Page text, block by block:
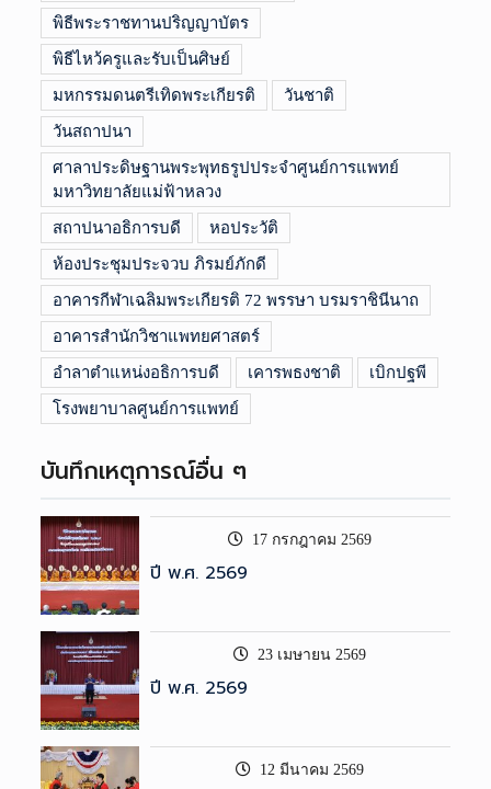
พิธีพระราชทานปริญญาบัตร
พิธีไหว้ครูและรับเป็นศิษย์
มหกรรมดนตรีเทิดพระเกียรติ วันชาติ
วันสถาปนา
ศาลาประดิษฐานพระพุทธรูปประจำศูนย์การแพทย์
มหาวิทยาลัยแม่ฟ้าหลวง
สถาปนาอธิการบดี หอประวัติ
ห้องประชุมประจวบ ภิรมย์ภักดี
อาคารกีฬาเฉลิมพระเกียรติ 72 พรรษา บรมราชินีนาถ
อาคารสำนักวิชาแพทยศาสตร์
อำลาตำแหน่งอธิการบดี เคารพธงชาติ เบิกปฐพี
โรงพยาบาลศูนย์การแพทย์
บันทึกเหตุการณ์อื่น ๆ
17 กรกฎาคม 2569
ปี พ.ศ. 2569
23 เมษายน 2569
ปี พ.ศ. 2569
12 มีนาคม 2569